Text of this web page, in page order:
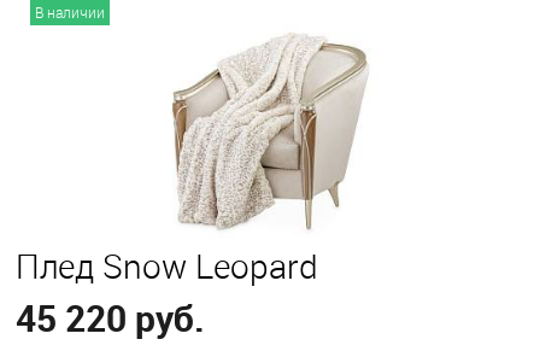
В наличии
Плед Snow Leopard
45 220 руб.